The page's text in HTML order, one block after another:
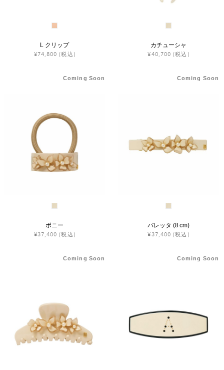
L クリップ
¥74,800 (税込)
カチューシャ
¥40,700 (税込)
Coming Soon
ポニー
¥37,400 (税込)
Coming Soon
バレッタ (8 cm)
¥37,400 (税込)
Coming Soon Coming Soon